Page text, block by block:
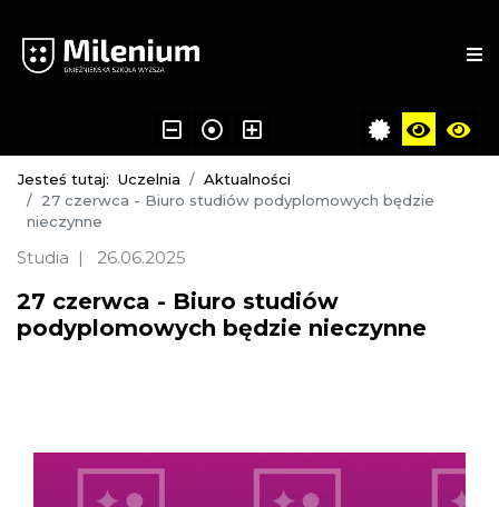
Jesteś tutaj: Uczelnia
Aktualności
27 czerwca - Biuro studiów podyplomowych będzie
nieczynne
Studia 26.06.2025
27 czerwca - Biuro studiów
podyplomowych będzie nieczynne